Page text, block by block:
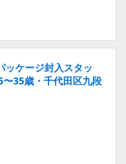
ッケージ封入スタッ
35歳・千代田区九段